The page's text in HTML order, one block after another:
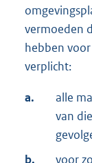
vermoeden
hebben
verplicht:
a.
alle
van
b.
voor